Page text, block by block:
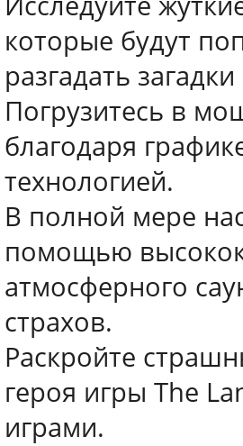
которые будут
разгадать
Погрузитесь в
благодаря
технологией.
В полной мере
помощью
атмосферного
страхов.
Раскройте
героя игры The
играми.